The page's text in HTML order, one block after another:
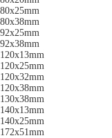
80x25mm
80x38mm
92x25mm
92x38mm
120x13mm
120x25mm
120x32mm
120x38mm
130x38mm
140x13mm
140x25mm
172x51mm